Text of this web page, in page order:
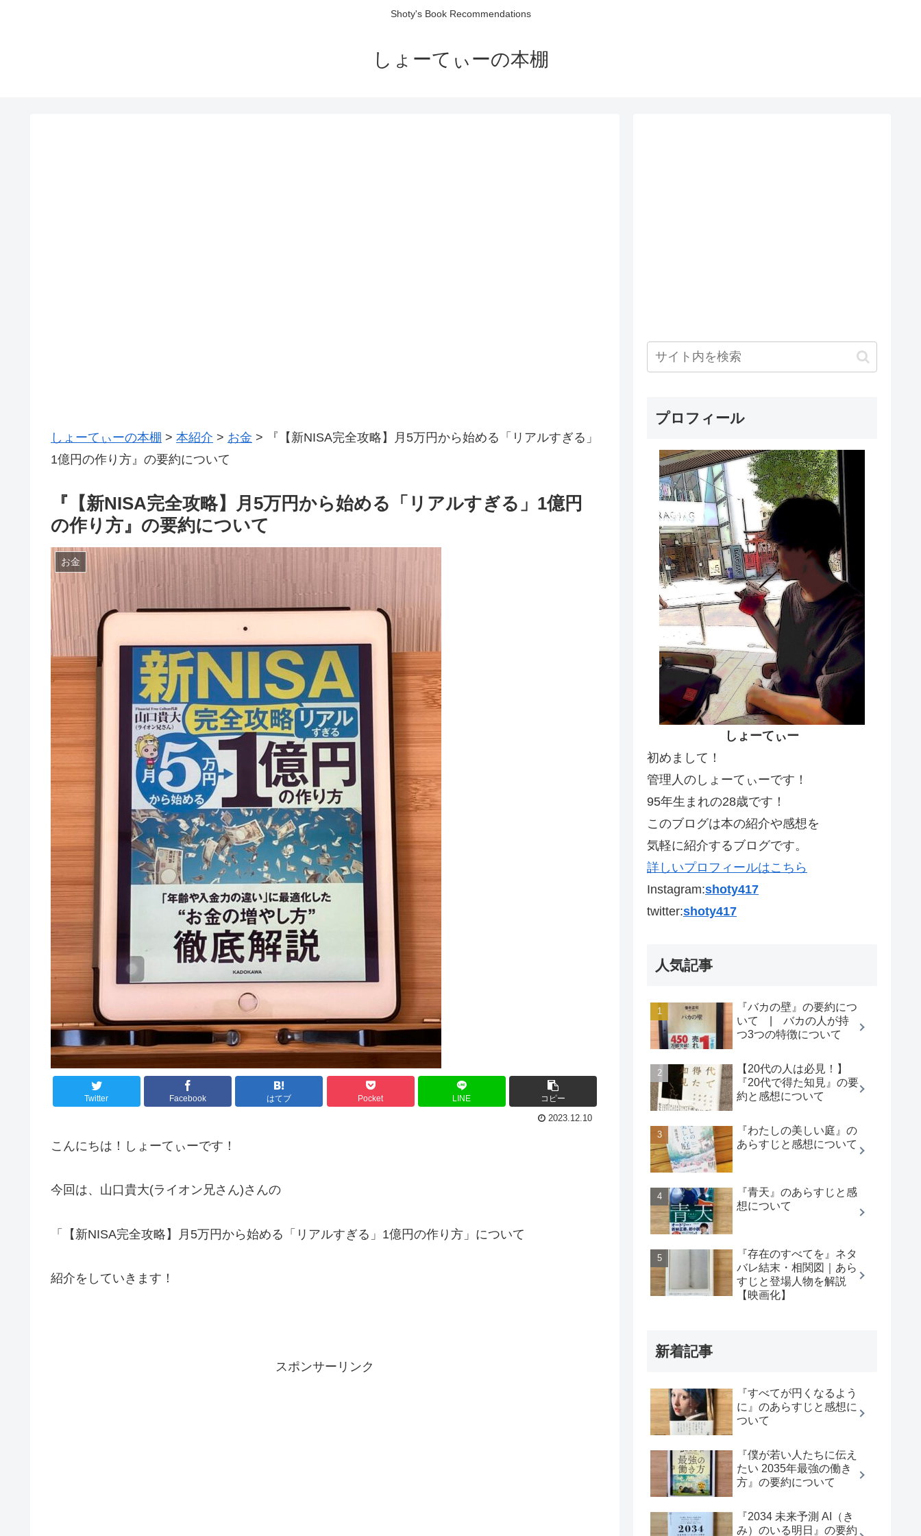
Shoty's Book Recommendations
しょーてぃーの本棚
しょーてぃーの本棚 > 本紹介 > お金 >
『【新NISA完全攻略】月5万円から始める「リアルすぎる」
1億円の作り方』の要約について
『【新NISA完全攻略】月5万円から始める「リアルすぎる」1億円
の作り方』の要約について
お金
Twitter Facebook はてブ Pocket LINE コピー
2023.12.10
こんにちは！しょーてぃーです！
今回は、山口貴大(ライオン兄さん)さんの
「【新NISA完全攻略】月5万円から始める「リアルすぎる」1億円の作り方」について
紹介をしていきます！
スポンサーリンク
プロフィール
しょーてぃー
初めまして！
管理人のしょーてぃーです！
95年生まれの28歳です！
このブログは本の紹介や感想を
気軽に紹介するブログです。
詳しいプロフィールはこちら
Instagram:shoty417
twitter:shoty417
人気記事
『バカの壁』の要約につ
いて | バカの人が持
つ3つの特徴について
【20代の人は必見！】
『20代で得た知見』の要
約と感想について
『わたしの美しい庭』の
あらすじと感想について
『青天』のあらすじと感
想について
『存在のすべてを』ネタ
バレ結末・相関図｜あら
すじと登場人物を解説
【映画化】
新着記事
『すべてが円くなるよう
に』のあらすじと感想に
ついて
『僕が若い人たちに伝え
たい 2035年最強の働き
方』の要約について
『2034 未来予測 AI（き
み）のいる明日』の要約